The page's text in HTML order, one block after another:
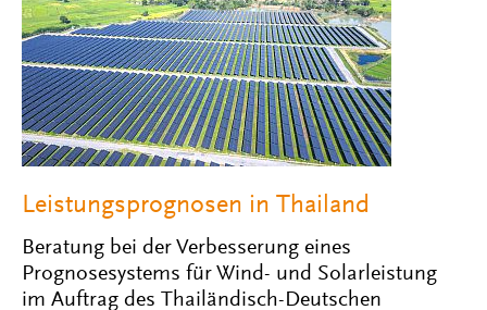
Leistungsprognosen in Thailand
Beratung bei der Verbesserung eines
Prognosesystems für Wind- und Solarleistung
im Auftrag des Thailändisch-Deutschen